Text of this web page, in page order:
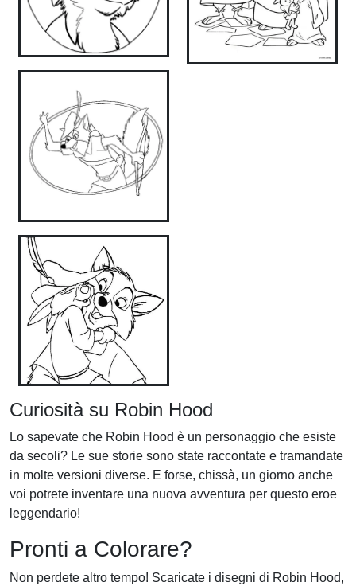
Curiosità su Robin Hood
Lo sapevate che Robin Hood è un personaggio che esiste
da secoli? Le sue storie sono state raccontate e tramandate
in molte versioni diverse. E forse, chissà, un giorno anche
voi potrete inventare una nuova avventura per questo eroe
leggendario!
Pronti a Colorare?
Non perdete altro tempo! Scaricate i disegni di Robin Hood,